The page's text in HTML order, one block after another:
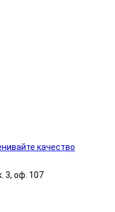
3, оф. 107